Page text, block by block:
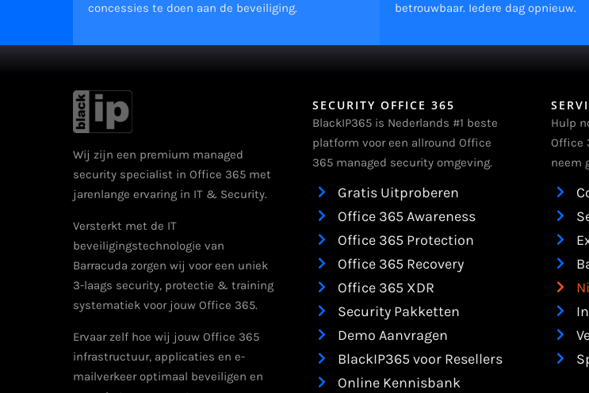
concessies te doen aan de beveiliging.
betrouwbaar. Iedere dag opnieuw.
Wij zijn een premium managed
security specialist in Office 365 met
jarenlange ervaring in IT & Security.
Versterkt met de IT
beveiligingstechnologie van
Barracuda zorgen wij voor een uniek
3-laags security, protectie & training
systematiek voor jouw Office 365.
Ervaar zelf hoe wij jouw Office 365
infrastructuur, applicaties en e-
mailverkeer optimaal beveiligen en
SECURITY OFFICE 365
BlackIP365 is Nederlands #1 beste
platform voor een allround Office
365 managed security omgeving.
Gratis Uitproberen
Office 365 Awareness
Office 365 Protection
Office 365 Recovery
Office 365 XDR
Security Pakketten
Demo Aanvragen
BlackIP365 voor Resellers
Online Kennisbank
Hulp
Office
neem